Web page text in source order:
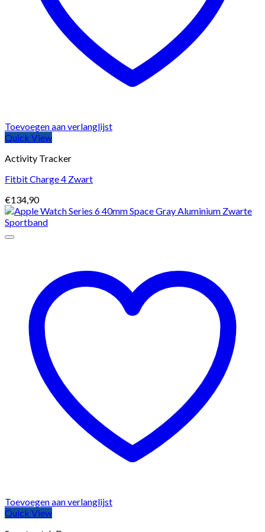
Toevoegen aan verlanglijst
Quick View
Activity Tracker
Fitbit Charge 4 Zwart
€134,90
Toevoegen aan verlanglijst
Quick View